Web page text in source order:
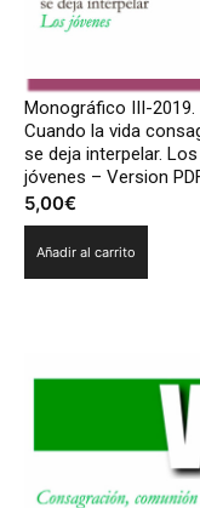
Monográfico III-2019.
Cuando la vida
se deja interpelar. Los
jóvenes – Version
5,00€
Añadir al carrito